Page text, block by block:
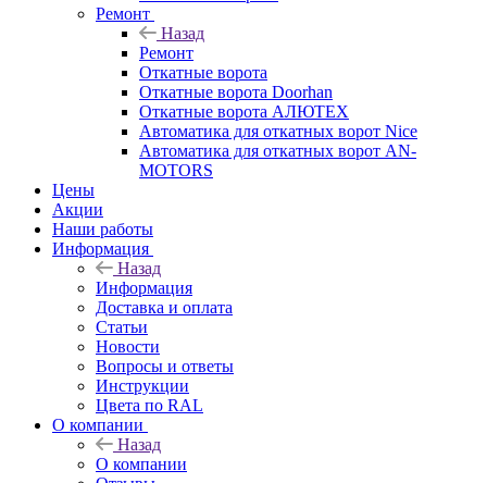
Ремонт
Назад
Ремонт
Откатные ворота
Откатные ворота Doorhan
Откатные ворота АЛЮТЕХ
Автоматика для откатных ворот Nice
Автоматика для откатных ворот AN-
MOTORS
Цены
Акции
Наши работы
Информация
Назад
Информация
Доставка и оплата
Статьи
Новости
Вопросы и ответы
Инструкции
Цвета по RAL
О компании
Назад
О компании